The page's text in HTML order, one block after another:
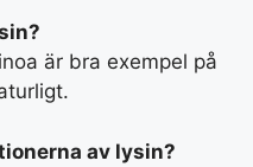
är bra exempel på
av lysin?